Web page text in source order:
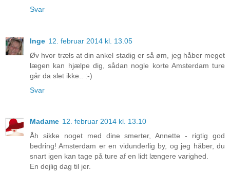
Svar
Inge 12. februar 2014 kl. 13.05
Øv hvor træls at din ankel stadig er så øm, jeg håber meget
lægen kan hjælpe dig, sådan nogle korte Amsterdam ture
går da slet ikke.. :-)
Svar
Madame 12. februar 2014 kl. 13.10
Åh sikke noget med dine smerter, Annette - rigtig god
bedring! Amsterdam er en vidunderlig by, og jeg håber, du
snart igen kan tage på ture af en lidt længere varighed.
En dejlig dag til jer.